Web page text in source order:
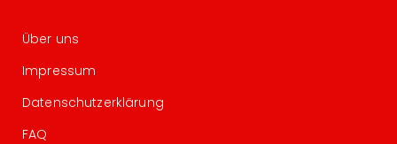
Über uns
Impressum
Datenschutzerklärung
FAQ